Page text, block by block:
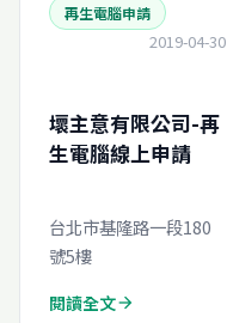
再生電腦申請
2019-04-30
壞主意有限公司-再
生電腦線上申請
台北市基隆路一段180
號5樓
閱讀全文arrow_forward